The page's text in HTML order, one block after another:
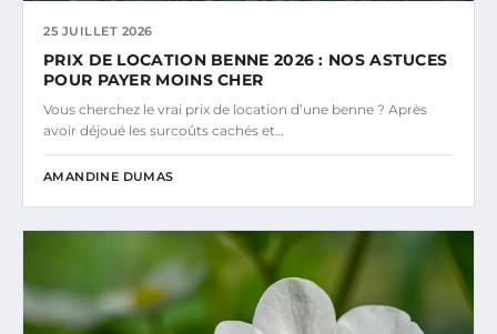
25 JUILLET 2026
PRIX DE LOCATION BENNE 2026 : NOS ASTUCES
POUR PAYER MOINS CHER
Vous cherchez le vrai prix de location d’une benne ? Après
avoir déjoué les surcoûts cachés et…
AMANDINE DUMAS